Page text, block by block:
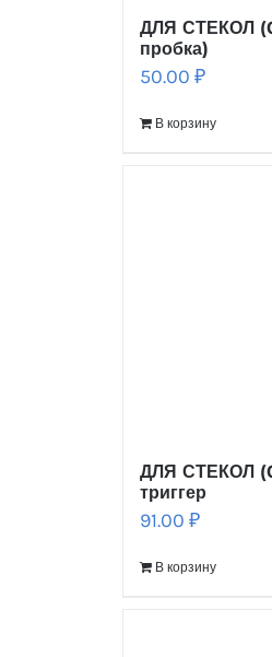
ДЛЯ СТЕКОЛ
пробка)
50.00 ₽
В корзину
ДЛЯ СТЕКОЛ
триггер
91.00 ₽
В корзину